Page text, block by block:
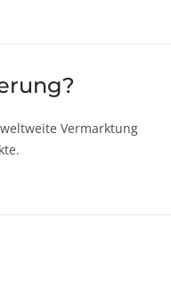
Vermarktung